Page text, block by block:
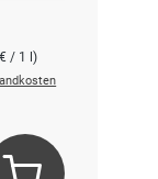
/ 1 l)